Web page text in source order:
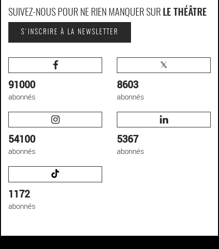
SUIVEZ-NOUS POUR NE RIEN MANQUER SUR LE THÉÂTRE
S'INSCRIRE À LA NEWSLETTER
91000
abonnés
8603
abonnés
54100
abonnés
5367
abonnés
1172
abonnés